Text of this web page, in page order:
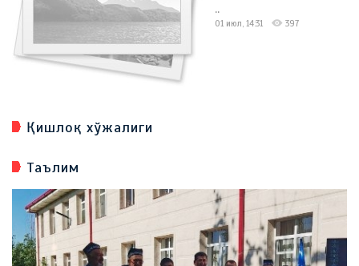
..
01 июл, 14:31 397
Қишлоқ хўжалиги
Таълим